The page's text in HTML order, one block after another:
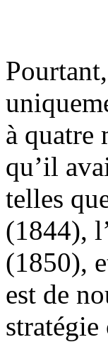
à quatre
qu’il
telles
(1844),
(1850),
est de